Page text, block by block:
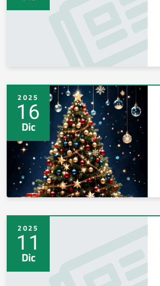
2025
16
Dic
2025
11
Dic